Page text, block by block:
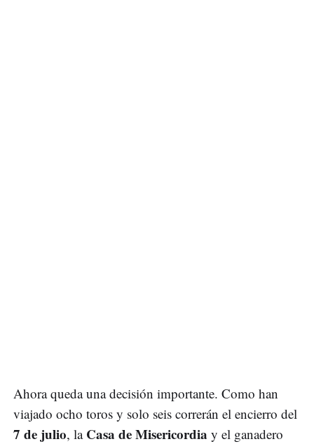
Ahora queda una decisión importante. Como han
viajado ocho toros y solo seis correrán el encierro del
7 de julio, la Casa de Misericordia y el ganadero